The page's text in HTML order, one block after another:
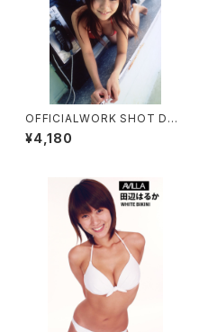
OFFICIALWORK SHOT DVD
No13 仲村 かすみ
¥4,180